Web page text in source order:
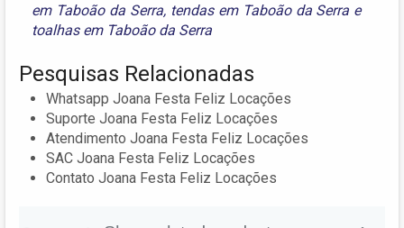
em Taboão da Serra, tendas em Taboão da Serra e
toalhas em Taboão da Serra
Pesquisas Relacionadas
Whatsapp Joana Festa Feliz Locações
Suporte Joana Festa Feliz Locações
Atendimento Joana Festa Feliz Locações
SAC Joana Festa Feliz Locações
Contato Joana Festa Feliz Locações